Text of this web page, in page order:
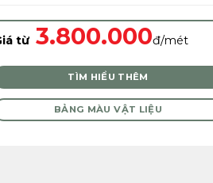
từ3.800.000đ/mét
TÌM HIỂU THÊM
BẢNG MÀU VẬT LIỆU